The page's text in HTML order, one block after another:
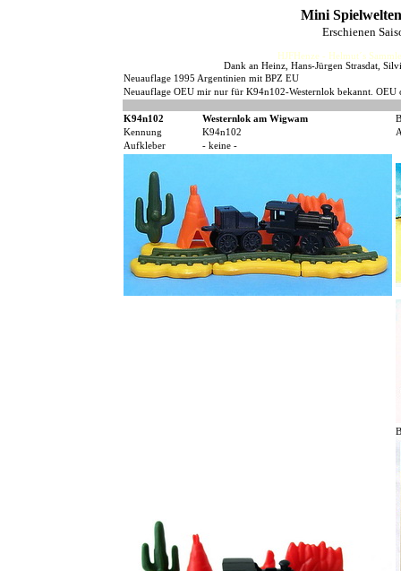
Mini
Erschienen
HJFHenze - Helmut´s
Dank an Heinz, Hans-Jürgen Strasdat,
Neuauflage 1995 Argentinien mit BPZ EU
Neuauflage OEU mir nur für K94n102-Westernlok bekannt. OEU
K94n102 Westernlok am Wigwam
Kennung
K94n102
Aufkleber
- keine -